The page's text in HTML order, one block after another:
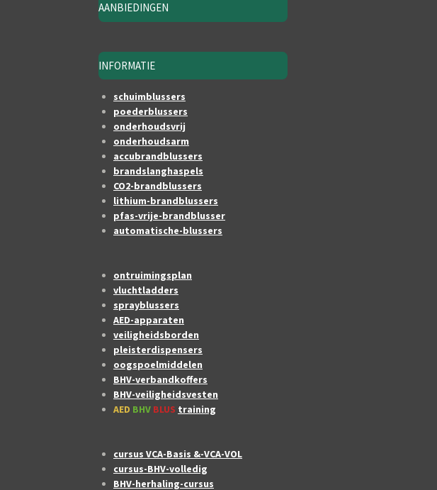
AANBIEDINGEN
INFORMATIE
schuimblussers
poederblussers
onderhoudsvrij
onderhoudsarm
accubrandblussers
brandslanghaspels
CO2-brandblussers
lithium-brandblussers
pfas-vrije-brandblusser
automatische-blussers
ontruimingsplan
vluchtladders
sprayblussers
AED-apparaten
veiligheidsborden
pleisterdispensers
oogspoelmiddelen
BHV-verbandkoffers
BHV-veiligheidsvesten
AED BHV BLUS training
cursus VCA-Basis &-VCA-VOL
cursus-BHV-volledig
BHV-herhaling-cursus